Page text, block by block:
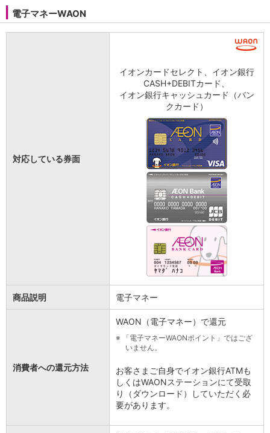
電子マネーWAON
対応している券面
イオンカードセレクト、イオン銀行
CASH+DEBITカード、
イオン銀行キャッシュカード（バン
クカード）
商品説明 電子マネー
消費者への還元方法
WAON（電子マネー）で還元
※ 「電子マネーWAONポイント」ではござ
いません。
お客さまご自身でイオン銀行ATMも
しくはWAONステーションにて受取
り（ダウンロード）していただく必
要があります。